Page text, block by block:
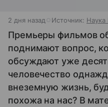
2 дня назад Источник: Наука
Премьеры фильмов
поднимают вопрос,
обсуждают уже
человечество
внеземную жизнь,
похожа на нас? В